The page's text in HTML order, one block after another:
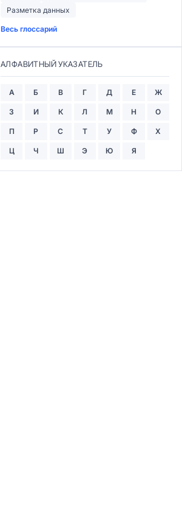
Разметка данных
Весь глоссарий
АЛФАВИТНЫЙ УКАЗАТЕЛЬ
А Б В Г Д Е Ж
З И К Л М Н О
П Р С Т У Ф Х
Ц Ч Ш Э Ю Я